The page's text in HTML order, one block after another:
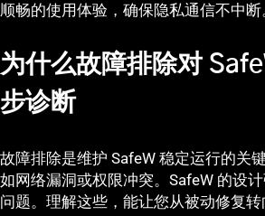
顺畅的使用体验，确保隐私通信不中断
为什么故障排除对
步诊断
故障排除是维护 SafeW 稳定运行的关
如网络漏洞或权限冲突。SafeW 的设
问题。理解这些，能让您从被动修复转